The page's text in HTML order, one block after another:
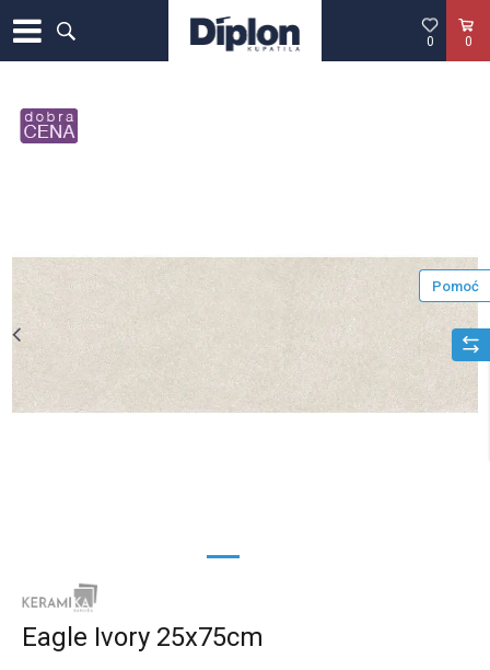
0
0
1
Eagle Ivory 25x75cm
Pomoć